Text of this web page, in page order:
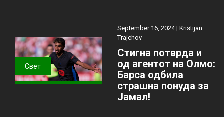
Свет
September 16, 2024 | Kristijan
Trajchov
Стигна потврда и
од агентот на Олмо:
Барса одбила
страшна понуда за
Јамал!